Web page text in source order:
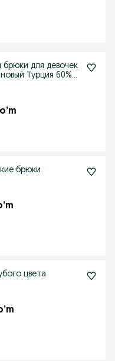
брюки для девочек
Турция 60%
брюки
цвета